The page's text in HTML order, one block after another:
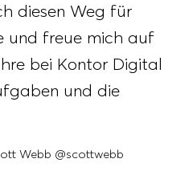
diesen Weg für
und freue mich auf
bei Kontor Digital
und die
Webb @scottwebb